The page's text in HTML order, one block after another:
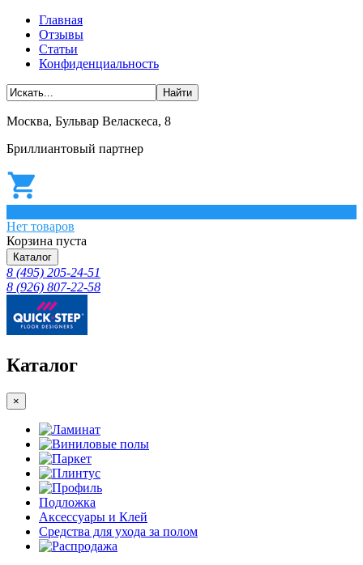
Главная
Отзывы
Статьи
Конфиденциальность
Москва, Бульвар Веласкеса, 8
Бриллиантовый партнер
Нет товаров
Корзина пуста
Каталог
8 (495) 205-24-51
8 (926) 807-22-58
Каталог
×
Ламинат
Виниловые полы
Паркет
Плинтус
Профиль
Подложка
Аксессуары и Клей
Средства для ухода за полом
Распродажа